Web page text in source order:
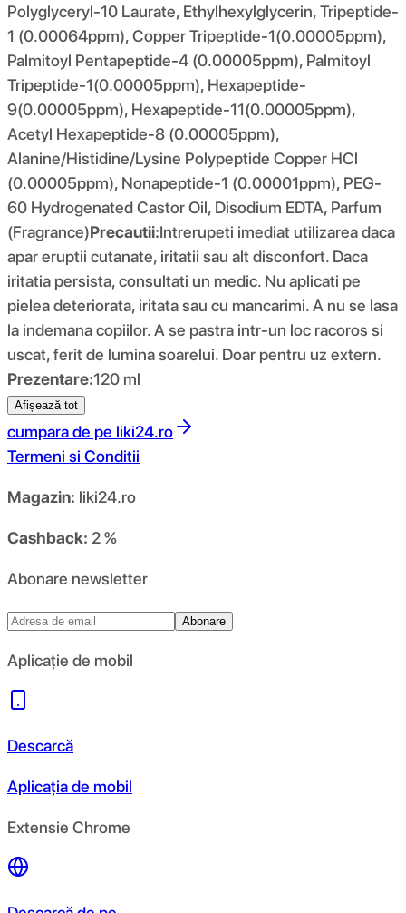
Polyglyceryl-10 Laurate, Ethylhexylglycerin, Tripeptide-
1 (0.00064ppm), Copper Tripeptide-1(0.00005ppm),
Palmitoyl Pentapeptide-4 (0.00005ppm), Palmitoyl
Tripeptide-1(0.00005ppm), Hexapeptide-
9(0.00005ppm), Hexapeptide-11(0.00005ppm),
Acetyl Hexapeptide-8 (0.00005ppm),
Alanine/Histidine/Lysine Polypeptide Copper HCl
(0.00005ppm), Nonapeptide-1 (0.00001ppm), PEG-
60 Hydrogenated Castor Oil, Disodium EDTA, Parfum
(Fragrance)Precautii:Intrerupeti imediat utilizarea daca
apar eruptii cutanate, iritatii sau alt disconfort. Daca
iritatia persista, consultati un medic. Nu aplicati pe
pielea deteriorata, iritata sau cu mancarimi. A nu se lasa
la indemana copiilor. A se pastra intr-un loc racoros si
uscat, ferit de lumina soarelui. Doar pentru uz extern.
Prezentare:120 ml
Afișează tot
cumpara de pe liki24.ro
Termeni si Conditii
Magazin: liki24.ro
Cashback: 2 %
Abonare newsletter
Abonare
Aplicație de mobil
Descarcă
Aplicația de mobil
Extensie Chrome